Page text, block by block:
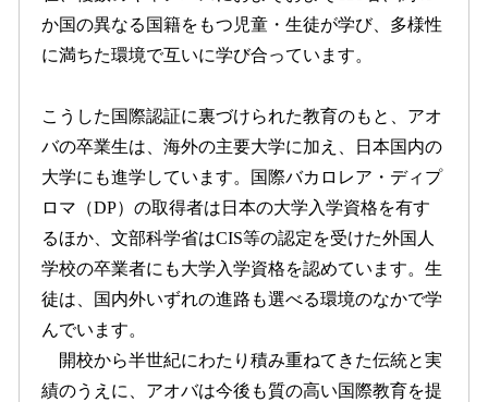
か国の異なる国籍をもつ児童・生徒が学び、多様性
に満ちた環境で互いに学び合っています。
こうした国際認証に裏づけられた教育のもと、アオ
バの卒業生は、海外の主要大学に加え、日本国内の
大学にも進学しています。国際バカロレア・ディプ
ロマ（DP）の取得者は日本の大学入学資格を有す
るほか、文部科学省はCIS等の認定を受けた外国人
学校の卒業者にも大学入学資格を認めています。生
徒は、国内外いずれの進路も選べる環境のなかで学
んでいます。
開校から半世紀にわたり積み重ねてきた伝統と実
績のうえに、アオバは今後も質の高い国際教育を提